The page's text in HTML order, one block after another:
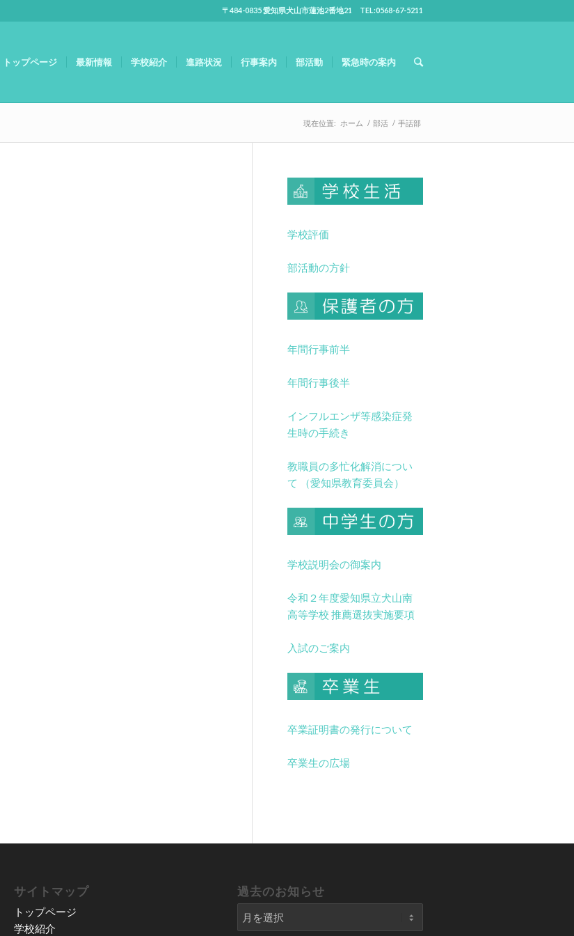
〒484-0835 愛知県犬山市蓮池2番地21 TEL:0568-67-5211
トップページ 最新情報 学校紹介 進路状況 行事案内 部活動 緊急時の案内
現在位置: ホーム / 部活 / 手話部
学校評価
部活動の方針
年間行事前半
年間行事後半
インフルエンザ等感染症発
生時の手続き
教職員の多忙化解消につい
て （愛知県教育委員会）
学校説明会の御案内
令和２年度愛知県立犬山南
高等学校 推薦選抜実施要項
入試のご案内
卒業証明書の発行について
卒業生の広場
サイトマップ
トップページ
学校紹介
過去のお知らせ